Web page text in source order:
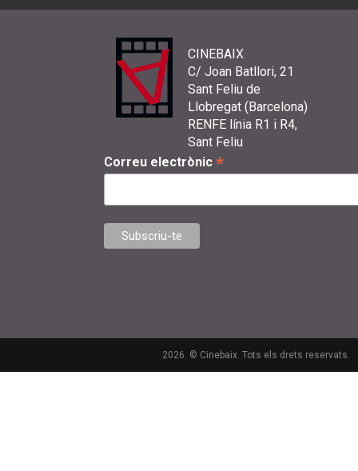
CINEBAIX
C/ Joan Batllori, 21
Sant Feliu de
Llobregat (Barcelona)
RENFE línia R1 i R4,
Sant Feliu
Correu electrònic *
2026. © Cinebaix. Tots els drets reservats.